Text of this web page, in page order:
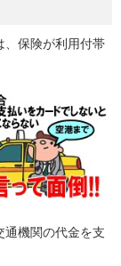
、保険が利用付帯
通機関の代金を支